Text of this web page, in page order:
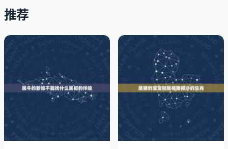
属龙的女生和什么属相最相配
推荐